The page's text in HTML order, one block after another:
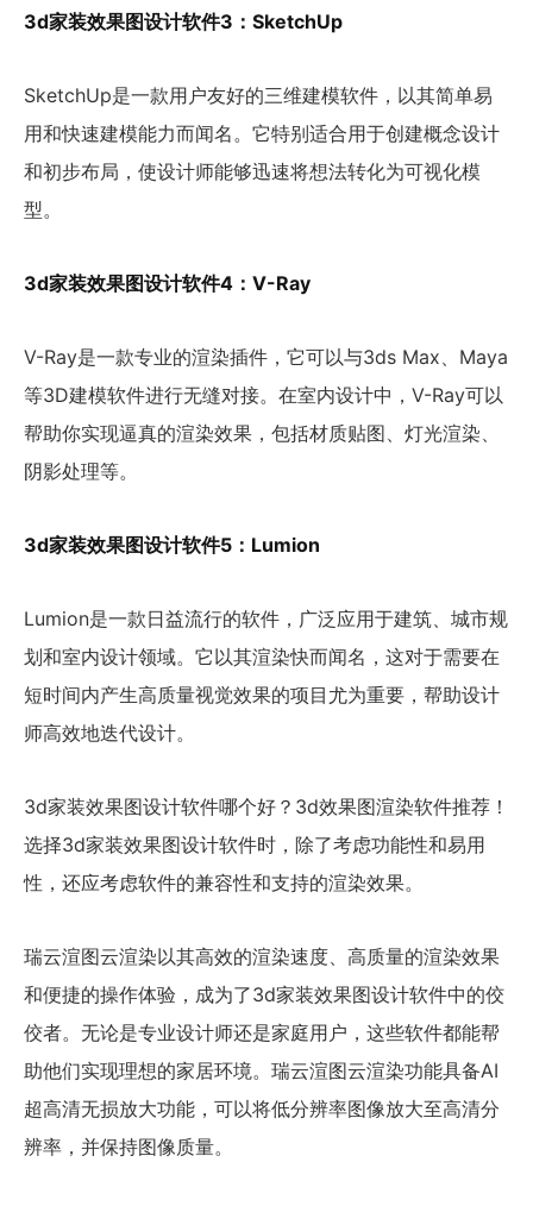
3d家装效果图设计软件3：SketchUp
SketchUp是一款用户友好的三维建模软件，以其简单易
用和快速建模能力而闻名。它特别适合用于创建概念设计
和初步布局，使设计师能够迅速将想法转化为可视化模
型。
3d家装效果图设计软件4：V-Ray
V-Ray是一款专业的渲染插件，它可以与3ds Max、Maya
等3D建模软件进行无缝对接。在室内设计中，V-Ray可以
帮助你实现逼真的渲染效果，包括材质贴图、灯光渲染、
阴影处理等。
3d家装效果图设计软件5：Lumion
Lumion是一款日益流行的软件，广泛应用于建筑、城市规
划和室内设计领域。它以其渲染快而闻名，这对于需要在
短时间内产生高质量视觉效果的项目尤为重要，帮助设计
师高效地迭代设计。
3d家装效果图设计软件哪个好？3d效果图渲染软件推荐！
选择3d家装效果图设计软件时，除了考虑功能性和易用
性，还应考虑软件的兼容性和支持的渲染效果。
瑞云渲图云渲染以其高效的渲染速度、高质量的渲染效果
和便捷的操作体验，成为了3d家装效果图设计软件中的佼
佼者。无论是专业设计师还是家庭用户，这些软件都能帮
助他们实现理想的家居环境。瑞云渲图云渲染功能具备AI
超高清无损放大功能，可以将低分辨率图像放大至高清分
辨率，并保持图像质量。